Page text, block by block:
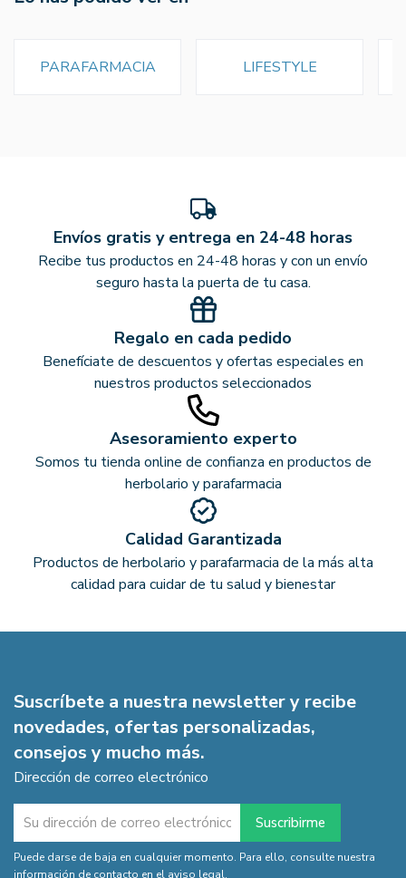
PARAFARMACIA LIFESTYLE
Envíos gratis y entrega en 24-48 horas
Recibe tus productos en 24-48 horas y con un envío
seguro hasta la puerta de tu casa.
Regalo en cada pedido
Benefíciate de descuentos y ofertas especiales en
nuestros productos seleccionados
Asesoramiento experto
Somos tu tienda online de confianza en productos de
herbolario y parafarmacia
Calidad Garantizada
Productos de herbolario y parafarmacia de la más alta
calidad para cuidar de tu salud y bienestar
Suscríbete a nuestra newsletter y recibe
novedades, ofertas personalizadas,
consejos y mucho más.
Dirección de correo electrónico
Puede darse de baja en cualquier momento. Para ello, consulte nuestra
información de contacto en el aviso legal.